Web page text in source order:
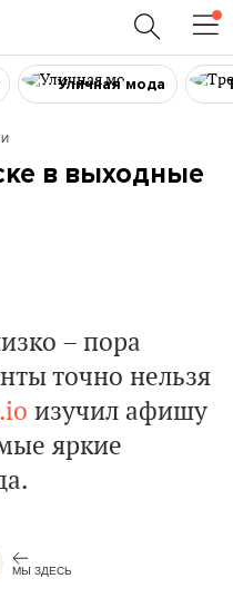
Уличная мода
в выходные
– пора
точно нельзя
изучил афишу
яркие
МЫ ЗДЕСЬ